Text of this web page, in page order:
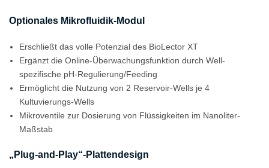
Optionales Mikrofluidik-Modul
Erschließt das volle Potenzial des BioLector XT
Ergänzt die Online-Überwachungsfunktion durch Well-
spezifische pH-Regulierung/Feeding
Ermöglicht die Nutzung von 2 Reservoir-Wells je 4
Kultuvierungs-Wells
Mikroventile zur Dosierung von Flüssigkeiten im Nanoliter-
Maßstab
„Plug-and-Play“-Plattendesign